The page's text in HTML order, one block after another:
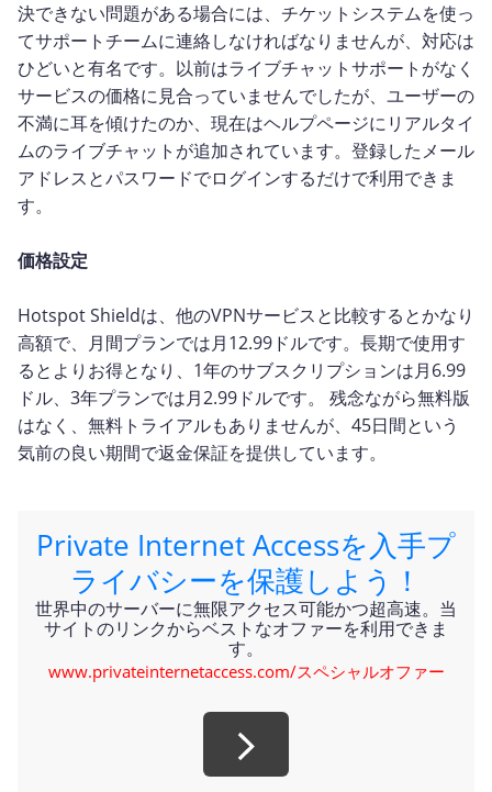
決できない問題がある場合には、チケットシステムを使っ
てサポートチームに連絡しなければなりませんが、対応は
ひどいと有名です。以前はライブチャットサポートがなく
サービスの価格に見合っていませんでしたが、ユーザーの
不満に耳を傾けたのか、現在はヘルプページにリアルタイ
ムのライブチャットが追加されています。登録したメール
アドレスとパスワードでログインするだけで利用できま
す。
価格設定
Hotspot Shieldは、他のVPNサービスと比較するとかなり
高額で、月間プランでは月12.99ドルです。長期で使用す
るとよりお得となり、1年のサブスクリプションは月6.99
ドル、3年プランでは月2.99ドルです。 残念ながら無料版
はなく、無料トライアルもありませんが、45日間という
気前の良い期間で返金保証を提供しています。
Private Internet Accessを入手プ
ライバシーを保護しよう！
世界中のサーバーに無限アクセス可能かつ超高速。当
サイトのリンクからベストなオファーを利用できま
す。
www.privateinternetaccess.com/スペシャルオファー